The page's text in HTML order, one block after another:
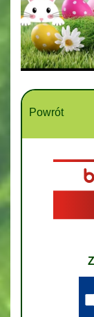
Powrót